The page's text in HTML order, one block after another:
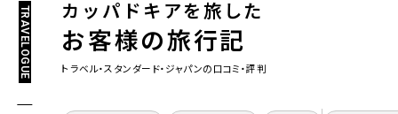
カッパドキアを旅した
お客様の旅行記
TRAVELOGUE トラベル・スタンダード・ジャパンの口コミ・評判